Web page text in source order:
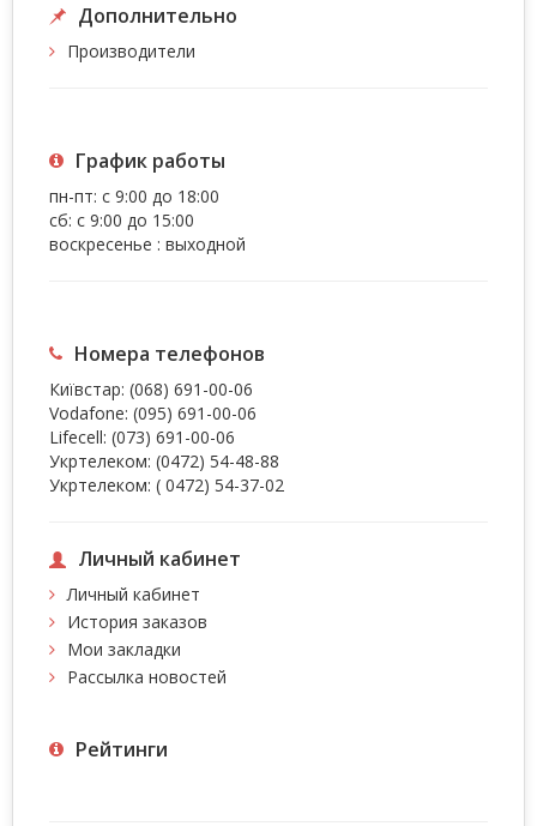
Дополнительно
Производители
График работы
пн-пт: с 9:00 до 18:00
сб: с 9:00 до 15:00
воскресенье : выходной
Номера телефонов
Київстар: (068) 691-00-06
Vodafone: (095) 691-00-06
Lifecell: (073) 691-00-06
Укртелеком: (0472) 54-48-88
Укртелеком: ( 0472) 54-37-02
Личный кабинет
Личный кабинет
История заказов
Мои закладки
Рассылка новостей
Рейтинги